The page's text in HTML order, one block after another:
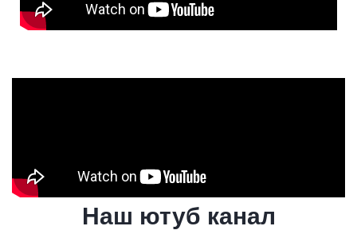
Наш ютуб канал